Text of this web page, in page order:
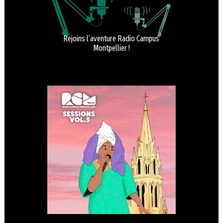
Rejoins l’aventure Radio Campus
Montpellier !